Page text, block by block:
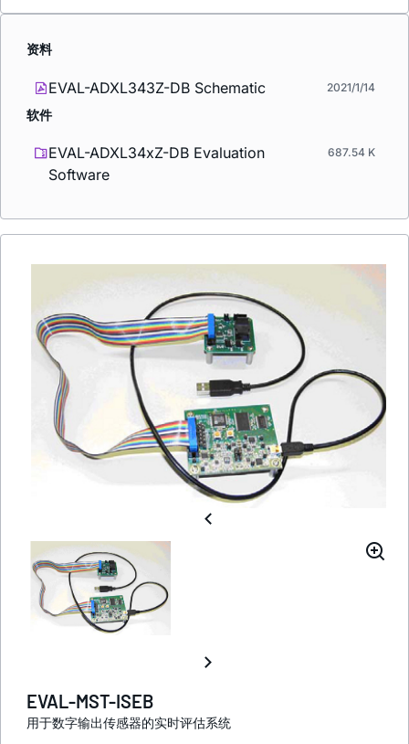
资料
EVAL-ADXL343Z-DB Schematic 2021/1/14
软件
EVAL-ADXL34xZ-DB Evaluation
Software
687.54 K
EVAL-MST-ISEB
用于数字输出传感器的实时评估系统